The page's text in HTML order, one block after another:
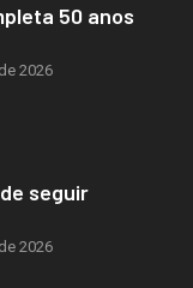
50 anos
2026
seguir
2026